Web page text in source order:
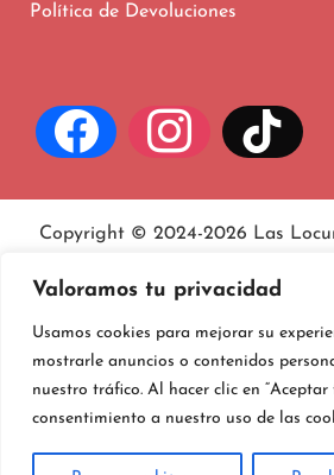
Valoramos tu privacidad
Usamos cookies para mejorar su
mostrarle anuncios o contenidos
nuestro tráfico. Al hacer clic en “Aceptar
consentimiento a nuestro uso de las
Política de Devoluciones
Copyright © 2024-2026 Las